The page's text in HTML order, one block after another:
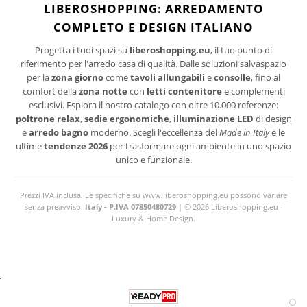
I suoi dati personali verranno trattati per le finalità connesse all'invio delle newsletter.
Per maggiori informazioni sul trattamento dei dati personali consultare la privacy policy
LIBEROSHOPPING: ARREDAMENTO
COMPLETO E DESIGN ITALIANO
Progetta i tuoi spazi su liberoshopping.eu, il tuo punto di
riferimento per l'arredo casa di qualità. Dalle soluzioni salvaspazio
per lazona giornocometavoli allungabili econsolle, fino al
comfort dellazona notte con letti contenitore e complementi
esclusivi. Esplora il nostro catalogo con oltre 10.000 referenze:
poltrone relax,sedie ergonomiche, illuminazione LED di design
earredo bagno moderno. Scegli l'eccellenza delMade in Italye le
ultimetendenze 2026 per trasformare ogni ambiente in uno spazio
unico e funzionale.
Prezzi IVA inclusa. Le specifiche su www.liberoshopping.eu possono variare
senza preavviso. Italy - P.IVA 07850480729| © 2026 Liberoshopping.eu -
Luxury & Home Design.